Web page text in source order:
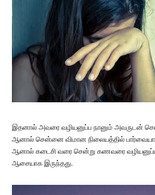
இதனால் அவரை வழியனுப்ப நானும் அவருடன்
ஆனால் சென்னை விமான நிலையத்தில்
ஆனால் கடைசி வரை சென்று கணவரை
ஆசையாக இருந்தது.